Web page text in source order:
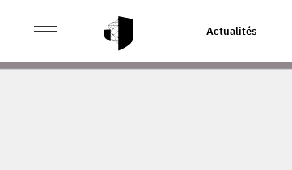
Actualités
ACCUEIL PUBLICATIONS >
RESECTION: THE MINOTAUR STUDY